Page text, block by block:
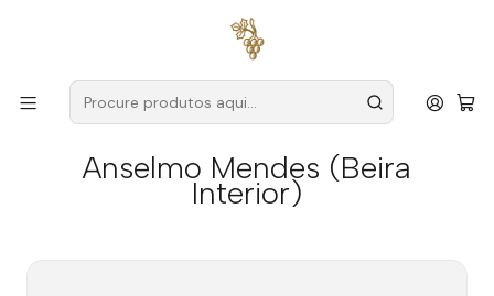
para encomendas a partir de
Produtores
Beira Interior
Anselmo Mendes (Beira Interior)
Anselmo Mendes (Beira
Interior)